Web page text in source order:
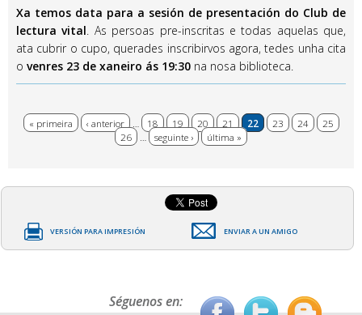
Xa temos data para a sesión de presentación do Club de
lectura vital. As persoas pre-inscritas e todas aquelas que,
ata cubrir o cupo, querades inscribirvos agora, tedes unha cita
o venres 23 de xaneiro ás 19:30 na nosa biblioteca.
Páxinas
« primeira ‹ anterior 18 19 20 21 22 23 24
25
26
seguinte › última »
VERSIÓN PARA IMPRESIÓN ENVIAR A UN AMIGO
Séguenos en: